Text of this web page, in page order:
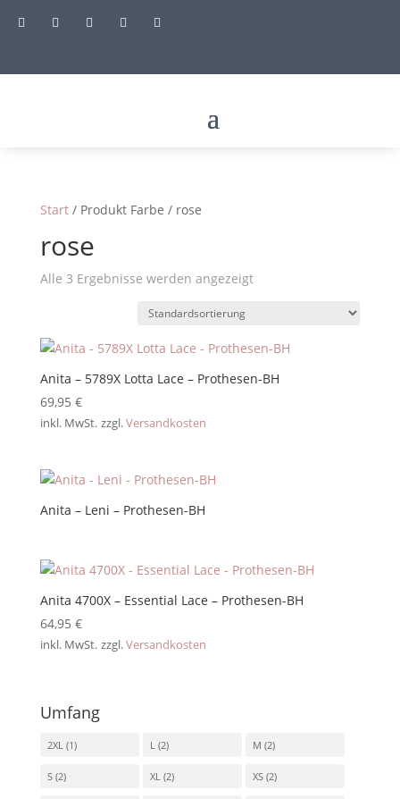
    
Start/ Produkt Farbe / rose
rose
Alle 3 Ergebnisse werden angezeigt
Anita – 5789X Lotta Lace – Prothesen-BH
69,95 €
inkl. MwSt. zzgl.Versandkosten
Anita – Leni – Prothesen-BH
Anita 4700X – Essential Lace – Prothesen-BH
64,95 €
inkl. MwSt. zzgl.Versandkosten
Umfang
2XL (1) L (2) M (2)
S (2) XL (2) XS (2)